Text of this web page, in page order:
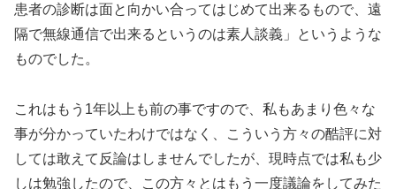
患者の診断は面と向かい合ってはじめて出来るもので、遠
隔で無線通信で出来るというのは素人談義」というような
ものでした。
これはもう1年以上も前の事ですので、私もあまり色々な
事が分かっていたわけではなく、こういう方々の酷評に対
しては敢えて反論はしませんでしたが、現時点では私も少
しは勉強したので、この方々とはもう一度議論をしてみた